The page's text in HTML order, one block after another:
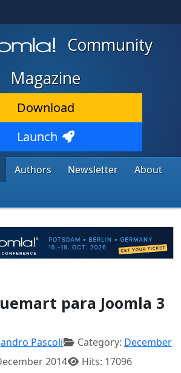
Community
Magazine
Download
Launch
Authors Newsletter
About
para Joomla 3
Pascoli Category: December
2014
Hits: 17096